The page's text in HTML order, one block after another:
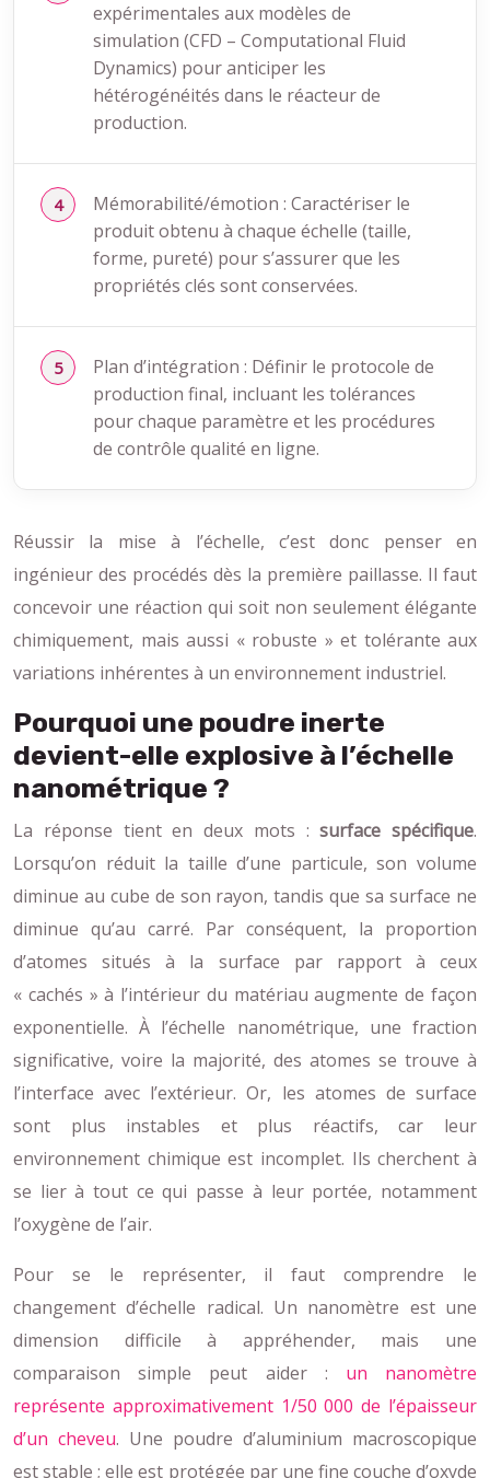
expérimentales aux modèles de
simulation (CFD – Computational Fluid
Dynamics) pour anticiper les
hétérogénéités dans le réacteur de
production.
Mémorabilité/émotion : Caractériser le
produit obtenu à chaque échelle (taille,
forme, pureté) pour s’assurer que les
propriétés clés sont conservées.
Plan d’intégration : Définir le protocole de
production final, incluant les tolérances
pour chaque paramètre et les procédures
de contrôle qualité en ligne.
Réussir la mise à l’échelle, c’est donc penser en
ingénieur des procédés dès la première paillasse. Il faut
concevoir une réaction qui soit non seulement élégante
chimiquement, mais aussi « robuste » et tolérante aux
variations inhérentes à un environnement industriel.
Pourquoi une poudre inerte
devient-elle explosive à l’échelle
nanométrique ?
La réponse tient en deux mots :surface spécifique.
Lorsqu’on réduit la taille d’une particule, son volume
diminue au cube de son rayon, tandis que sa surface ne
diminue qu’au carré. Par conséquent, la proportion
d’atomes situés à la surface par rapport à ceux
« cachés » à l’intérieur du matériau augmente de façon
exponentielle. À l’échelle nanométrique, une fraction
significative, voire la majorité, des atomes se trouve à
l’interface avec l’extérieur. Or, les atomes de surface
sont plus instables et plus réactifs, car leur
environnement chimique est incomplet. Ils cherchent à
se lier à tout ce qui passe à leur portée, notamment
l’oxygène de l’air.
Pour se le représenter, il faut comprendre le
changement d’échelle radical. Un nanomètre est une
dimension difficile à appréhender, mais une
comparaison simple peut aider : un nanomètre
représente approximativement 1/50 000 de l’épaisseur
d’un cheveu. Une poudre d’aluminium macroscopique
est stable ; elle est protégée par une fine couche d’oxyde